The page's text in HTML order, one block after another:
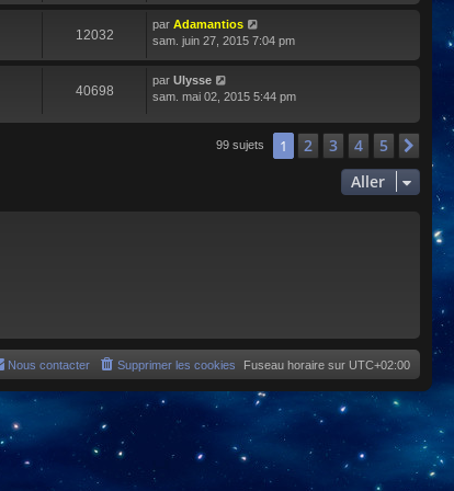
12032
par Adamantios
sam. juin 27, 2015 7:04 pm
40698
par Ulysse
sam. mai 02, 2015 5:44 pm
99 sujets 1 2 3 4 5
Aller
Fuseau horaire sur UTC+02:00
Supprimer les cookies
Nous contacter